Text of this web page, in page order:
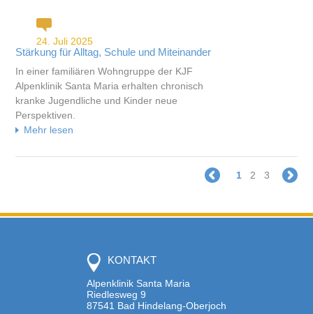
24. Juli 2025
Stärkung für Alltag, Schule und Miteinander
In einer familiären Wohngruppe der KJF
Alpenklinik Santa Maria erhalten chronisch
kranke Jugendliche und Kinder neue
Perspektiven.
Mehr lesen
1 2 3
KONTAKT
Alpenklinik Santa Maria
Riedlesweg 9
87541 Bad Hindelang-Oberjoch